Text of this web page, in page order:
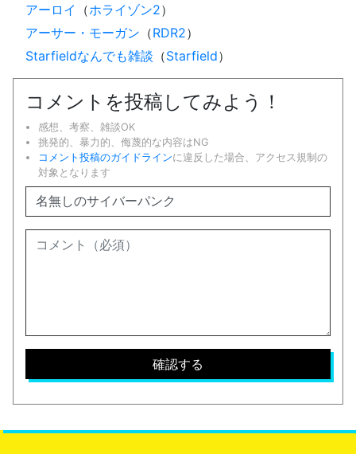
アーロイ
（ホライゾン2）
アーサー・モーガン （RDR2）
Starfieldなんでも雑談 （Starfield）
コメントを投稿してみよう！
感想、考察、雑談OK
挑発的、暴力的、侮蔑的な内容はNG
コメント投稿のガイドラインに違反した場合、アクセス規制の
対象となります